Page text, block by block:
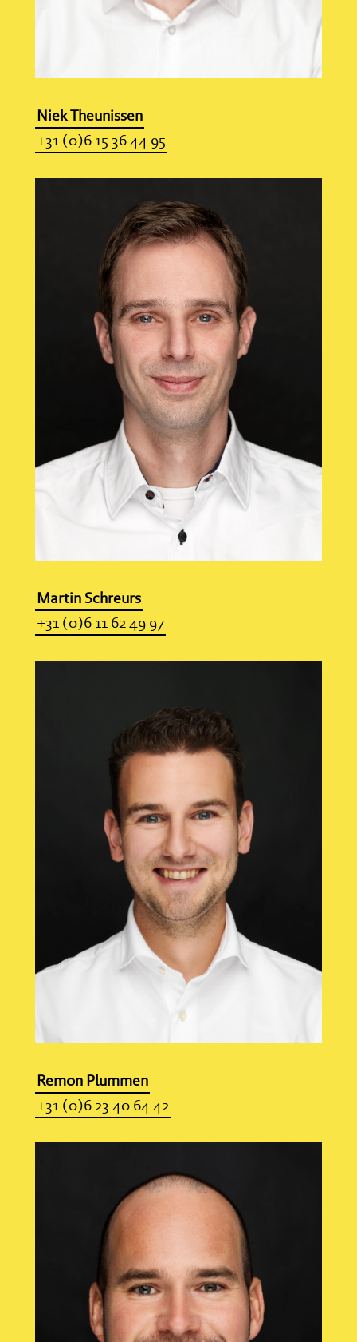
Niek Theunissen
+31 (0)6 15 36 44 95
Martin Schreurs
+31 (0)6 11 62 49 97
Rem0n Plummen
+31 (0)6 23 40 64 42